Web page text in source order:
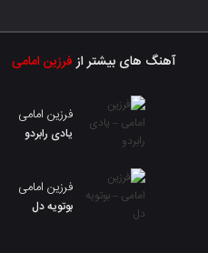
آهنگ های بیشتر ازفرزین امامی
فرزین امامی
یادی رابردو
فرزین امامی
بوتویه دل